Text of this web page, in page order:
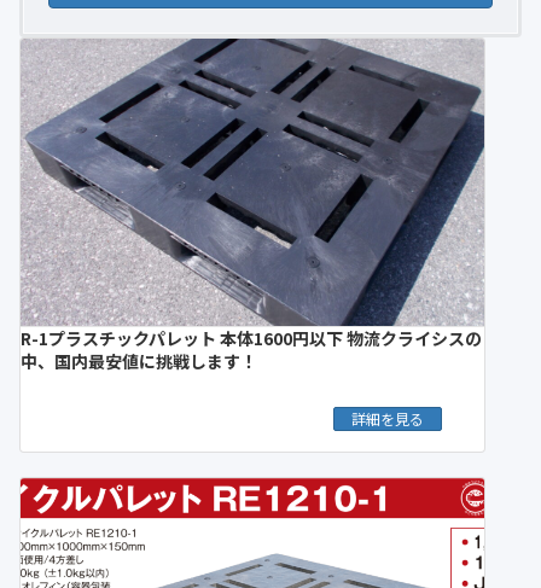
R-1プラスチックパレット 本体1600円以下 物流クライシスの
中、国内最安値に挑戦します！
詳細を見る